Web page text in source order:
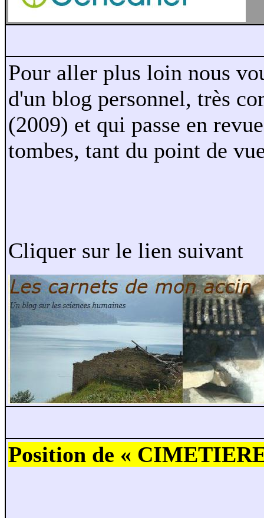
Pour aller plus loin nous
d'un blog personnel, très
(2009) et qui passe en
tombes, tant du point de
Cliquer sur le lien suivant
Position de «